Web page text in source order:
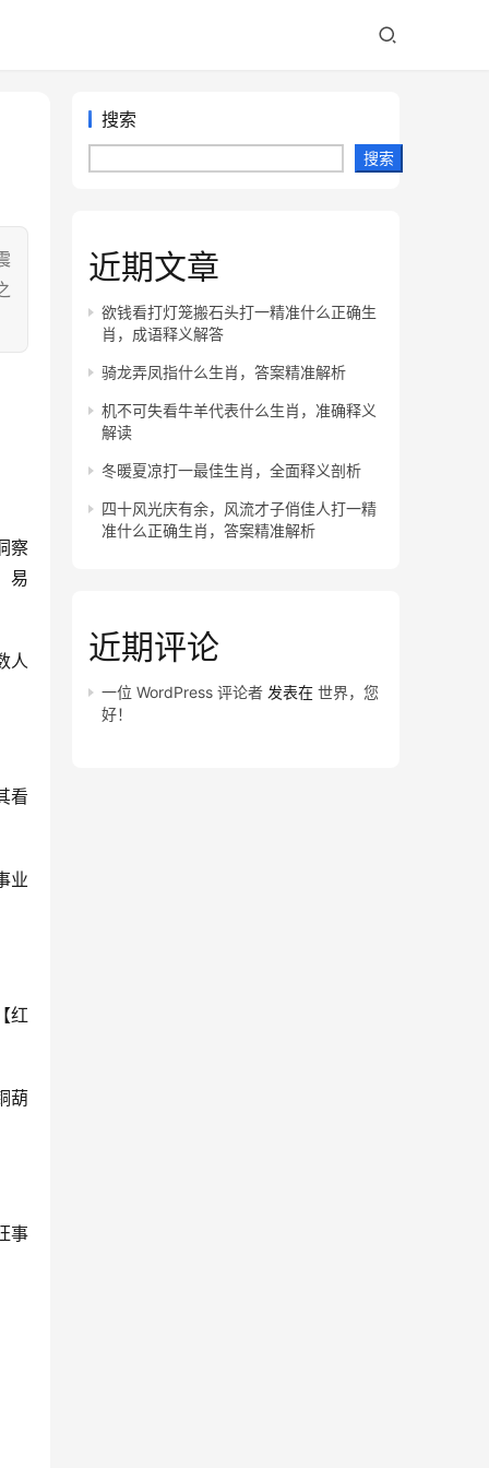
察
易
人
看
业
红
葫
事
搜索
搜索
近期文章
欲钱看打灯笼搬石头打一精准什么正确生
肖，成语释义解答
骑龙弄凤指什么生肖，答案精准解析
机不可失看牛羊代表什么生肖，准确释义
解读
冬暖夏凉打一最佳生肖，全面释义剖析
四十风光庆有余，风流才子俏佳人打一精
准什么正确生肖，答案精准解析
近期评论
一位 WordPress 评论者 发表在 世界，您
好！